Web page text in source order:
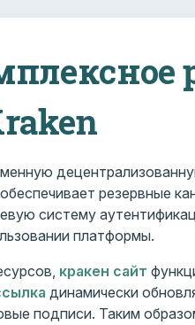
обеспечивает резервные
систему
платформы.
кракен сайт
динамически
подписи. Таким